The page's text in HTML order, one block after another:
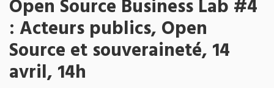
Open Source Business Lab #4
: Acteurs publics, Open
Source et souveraineté, 14
avril, 14h